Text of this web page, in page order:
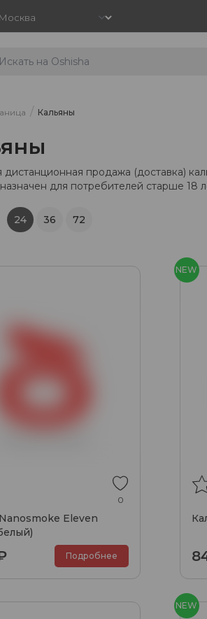
/ Кальяны
дистанционная продажа (доставка)
для потребителей старше 18
24 36 72
0
Eleven
Подробнее
NEW
NEW